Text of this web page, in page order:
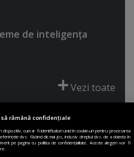
de inteligenţa
Vezi toate
ACORD COOKIE
rămână confidențiale
dispozitiv, cum ar fi identificatori unici în cookie-uri pentru procesarea
dvs. făcând clic mai jos, inclusiv dreptul dvs. de a obiecta în
pe pagina cu politica de confidențialitate. Aceste alegeri vor fi